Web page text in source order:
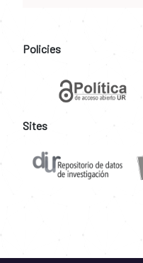
Policies
Sites